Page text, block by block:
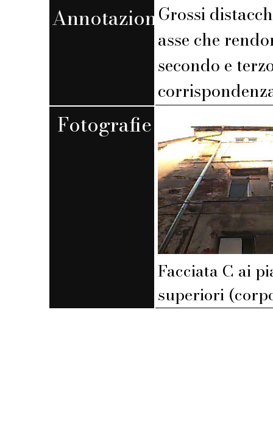
AnnotazioniGrossi
asse che
secondo e
Fotografie
Facciata C ai
superiori